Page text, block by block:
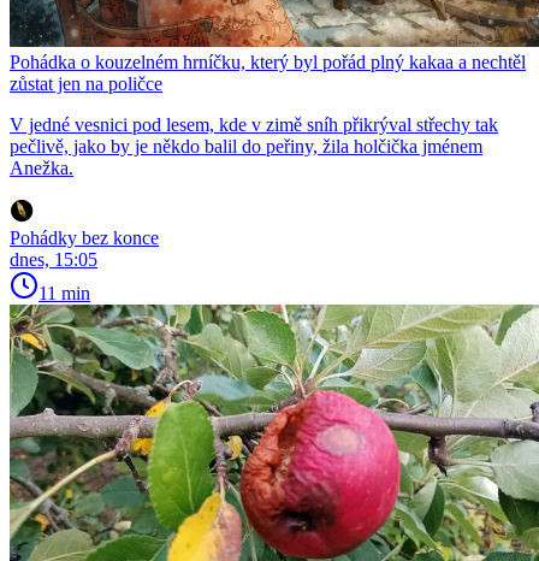
Pohádka o kouzelném hrníčku, který byl pořád plný kakaa a nechtěl
zůstat jen na poličce
V jedné vesnici pod lesem, kde v zimě sníh přikrýval střechy tak
pečlivě, jako by je někdo balil do peřiny, žila holčička jménem
Anežka.
Pohádky bez konce
dnes, 15:05
11 min